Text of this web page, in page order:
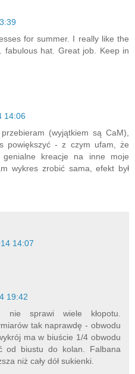
for summer. I really like the
fabulous hat. Great job. Keep in
14:06
(wyjątkiem są CaM),
powiększyć - z czym ufam, że
kreacje na inne moje
wykres zrobić sama, efekt był
14:07
19:42
nie sprawi wiele kłopotu.
tak naprawdę - obwodu
ma w biuście 1/4 obwodu
od biustu do kolan. Falbana
niż cały dół sukienki.